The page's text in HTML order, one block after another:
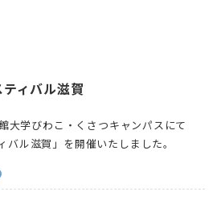
ィバル滋賀
大学びわこ・くさつキャンパスにて
バル滋賀」を開催いたしました。